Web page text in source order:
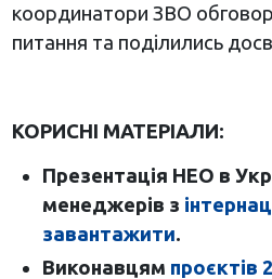
координатори ЗВО
питання та поділились
КОРИСНІ МАТЕРІАЛИ:
Презентація НЕО в
менеджерів з
завантажити.
Виконавцям проєктів